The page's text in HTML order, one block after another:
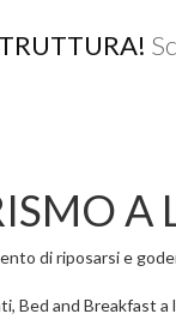
A
di riposarsi e
Bed and Breakfast a